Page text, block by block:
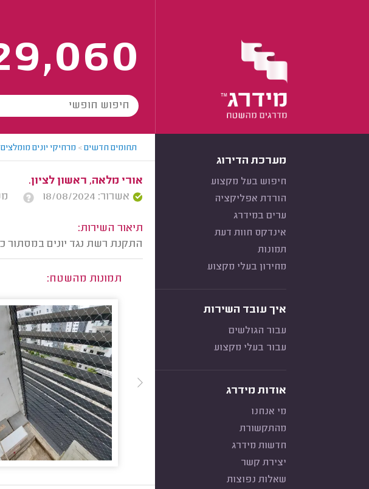
מערכת הדירוג
חיפוש בעל מקצוע
הורדת אפליקציה
ערים במידרג
אינדקס חוות דעת
תמונות
מחירון בעלי מקצוע
איך עובד השירות
עבור הגולשים
עבור בעלי מקצוע
אודות מידרג
מי אנחנו
מהתקשורת
חדשות מידרג
יצירת קשר
שאלות נפוצות
תחומים חדשים> מרחיקי יונים מומלצים
אורי מלאה, ראשון לציון.
אשרור: 18/08/2024
תיאור השירות:
התקנת רשת נגד יונים במסתור
תמונות מהשטח: